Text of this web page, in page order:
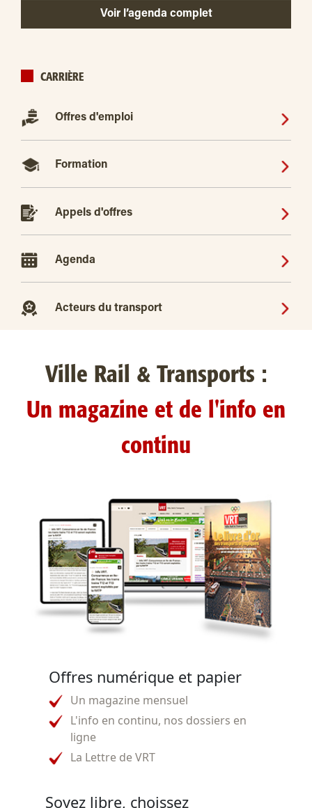
Voir l’agenda complet
CARRIÈRE
Offres d'emploi
Formation
Appels d'offres
Agenda
Acteurs du transport
Ville Rail & Transports :
Un magazine et de l'info en
continu
Offres numérique et papier
Un magazine mensuel
L'info en continu, nos dossiers en
ligne
La Lettre de VRT
Soyez libre, choissez